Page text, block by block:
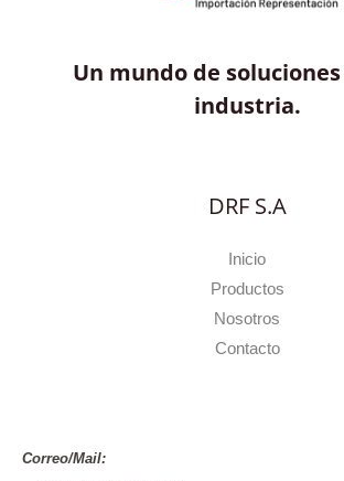
Un mundo de
industria.
DRF S.A
Inicio
Productos
Nosotros
Contacto
Correo/Mail: